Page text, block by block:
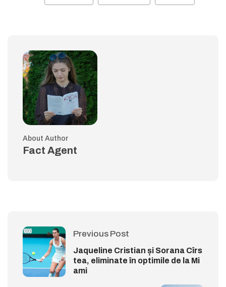
About Author
Fact Agent
Previous Post
Jaqueline Cristian și Sorana Cîrs
tea, eliminate în optimile de la Mi
ami